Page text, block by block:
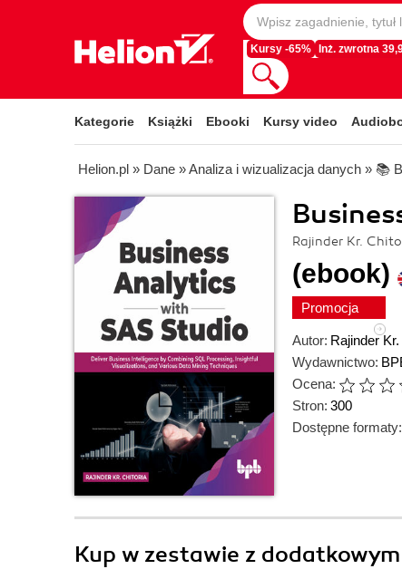
Kursy -65% Inż. zwrotna
Kategorie Książki Ebooki Kursy video
Helion.pl » Dane »Analiza i wizualizacja danych » 📚
Rajinder Kr.
(ebook)
Promocja
Autor: Rajinder
Wydawnictwo:
Ocena:
Stron: 300
Dostępne formaty:
Kup w zestawie z